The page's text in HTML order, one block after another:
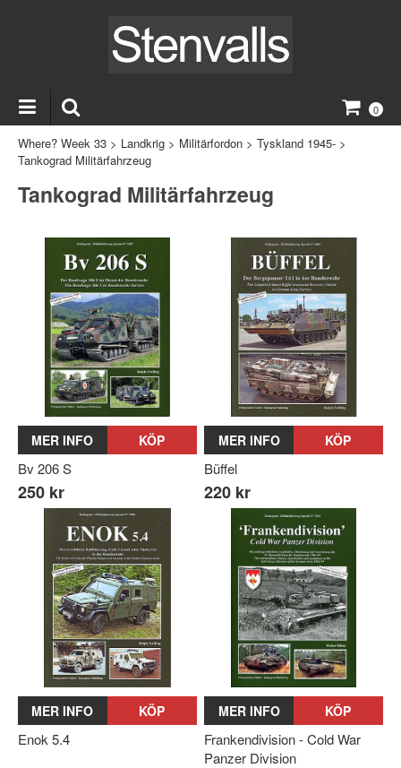
0
Where? Week 33 > Landkrig > Militärfordon > Tyskland 1945- >
Tankograd Militärfahrzeug
Tankograd Militärfahrzeug
MER INFO KÖP
Bv 206 S
250 kr
MER INFO KÖP
Büffel
220 kr
MER INFO KÖP
Enok 5.4
MER INFO KÖP
Frankendivision - Cold War
Panzer Division